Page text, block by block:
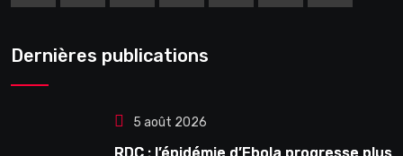
Dernières publications
5 août 2026
RDC : l’épidémie d’Ebola progresse plus